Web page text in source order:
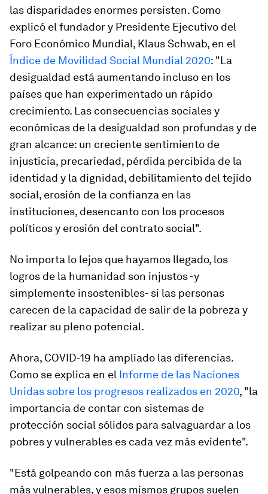
las disparidades enormes persisten. Como
explicó el fundador y Presidente Ejecutivo del
Foro Económico Mundial, Klaus Schwab, en el
Índice de Movilidad Social Mundial 2020: "La
desigualdad está aumentando incluso en los
países que han experimentado un rápido
crecimiento. Las consecuencias sociales y
económicas de la desigualdad son profundas y de
gran alcance: un creciente sentimiento de
injusticia, precariedad, pérdida percibida de la
identidad y la dignidad, debilitamiento del tejido
social, erosión de la confianza en las
instituciones, desencanto con los procesos
políticos y erosión del contrato social".
No importa lo lejos que hayamos llegado, los
logros de la humanidad son injustos -y
simplemente insostenibles- si las personas
carecen de la capacidad de salir de la pobreza y
realizar su pleno potencial.
Ahora, COVID-19 ha ampliado las diferencias.
Como se explica en el Informe de las Naciones
Unidas sobre los progresos realizados en 2020, "la
importancia de contar con sistemas de
protección social sólidos para salvaguardar a los
pobres y vulnerables es cada vez más evidente".
"Está golpeando con más fuerza a las personas
más vulnerables, y esos mismos grupos suelen